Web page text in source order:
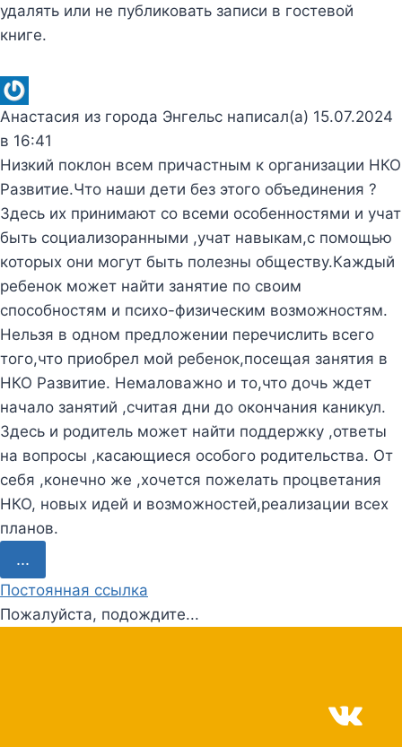
удалять или не публиковать записи в гостевой
книге.
Анастасия из города Энгельс написал(а) 15.07.2024
в 16:41
Низкий поклон всем причастным к организации НКО
Развитие.Что наши дети без этого объединения ?
Здесь их принимают со всеми особенностями и учат
быть социализоранными ,учат навыкам,с помощью
которых они могут быть полезны обществу.Каждый
ребенок может найти занятие по своим
способностям и психо-физическим возможностям.
Нельзя в одном предложении перечислить всего
того,что приобрел мой ребенок,посещая занятия в
НКО Развитие. Немаловажно и то,что дочь ждет
начало занятий ,считая дни до окончания каникул.
Здесь и родитель может найти поддержку ,ответы
на вопросы ,касающиеся особого родительства. От
себя ,конечно же ,хочется пожелать процветания
НКО, новых идей и возможностей,реализации всех
планов.
...
е
р
Постоянная ссылка
Пожалуйста, подождите...